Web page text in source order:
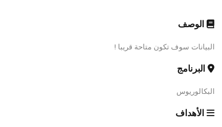
الوصف
البيانات سوف تكون متاحة قريبا !
البرنامج
البكالوريوس
الأهداف